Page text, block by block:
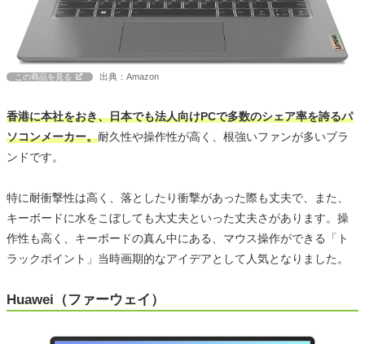
この商品を見る 出典：Amazon
香港に本社をおき、日本でも法人向けPCで多数のシェア率を誇るパ
ソコンメーカー。耐久性や操作性が高く、根強いファンが多いブラ
ンドです。
特に耐衝撃性は高く、落としたり衝撃があった際も丈夫で、また、
キーボードに水をこぼしても大丈夫といった丈夫さがあります。操
作性も高く、キーボードの真ん中にある、マウス操作ができる「ト
ラックポイント」当時画期的なアイデアとして人気となりました。
Huawei（ファーウェイ）